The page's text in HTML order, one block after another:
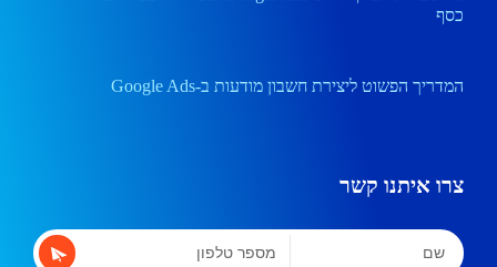
כסף
המדריך הפשוט ליצירת חשבון מודעות ב-Google Ads
צרו איתנו קשר